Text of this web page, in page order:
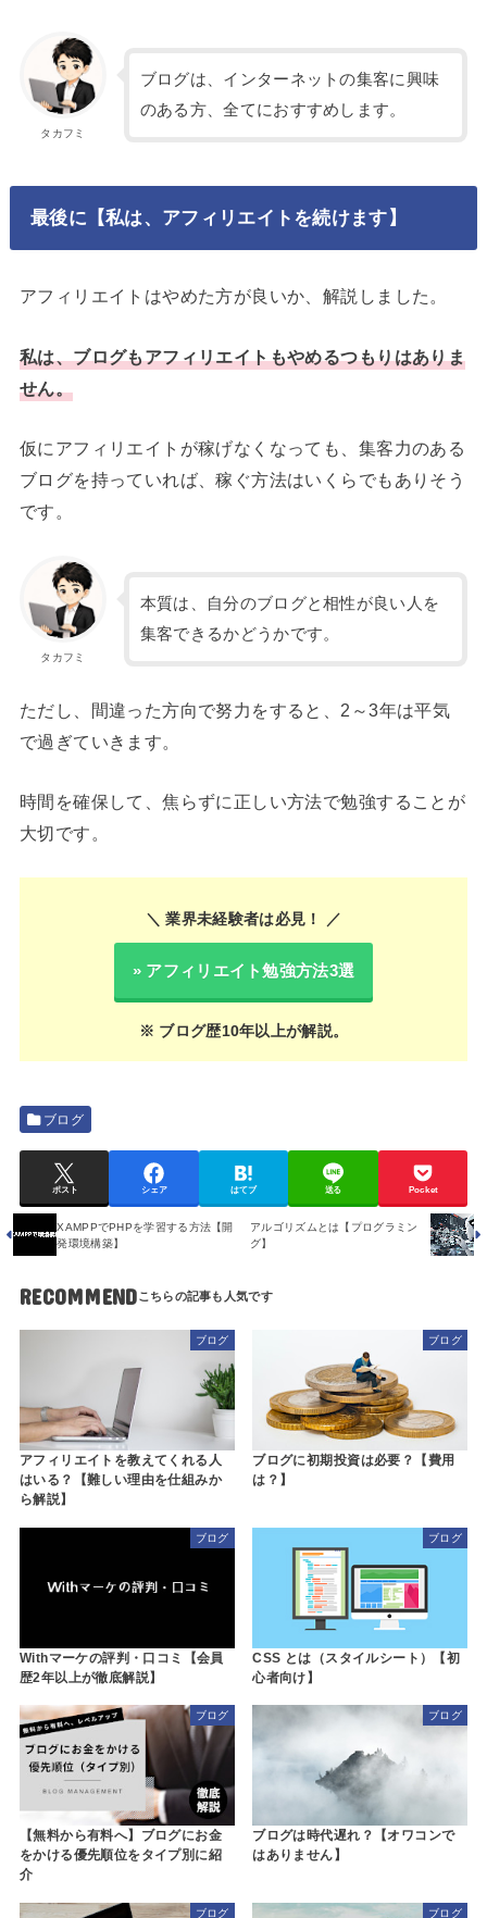
タカフミ
ブログは、インターネットの集客に興味
のある方、全てにおすすめします。
最後に【私は、アフィリエイトを続けます】
アフィリエイトはやめた方が良いか、解説しました。
私は、ブログもアフィリエイトもやめるつもりはありま
せん。
仮にアフィリエイトが稼げなくなっても、集客力のある
ブログを持っていれば、稼ぐ方法はいくらでもありそう
です。
タカフミ
本質は、自分のブログと相性が良い人を
集客できるかどうかです。
ただし、間違った方向で努力をすると、2～3年は平気
で過ぎていきます。
時間を確保して、焦らずに正しい方法で勉強することが
大切です。
＼ 業界未経験者は必見！ ／
» アフィリエイト勉強方法3選
※ ブログ歴10年以上が解説。
ブログ
ポスト シェア はてブ 送る Pocket
XAMPPでPHPを学習する方法【開
発環境構築】
アルゴリズムとは【プログラミン
グ】
RECOMMEND
ブログ
アフィリエイトを教えてくれる人
はいる？【難しい理由を仕組みか
ら解説】
ブログ
ブログに初期投資は必要？【費用
は？】
ブログ
Withマーケの評判・口コミ【会員
歴2年以上が徹底解説】
ブログ
CSS とは（スタイルシート）【初
心者向け】
ブログ
【無料から有料へ】ブログにお金
をかける優先順位をタイプ別に紹
介
ブログ
ブログは時代遅れ？【オワコンで
はありません】
ブログ ブログ